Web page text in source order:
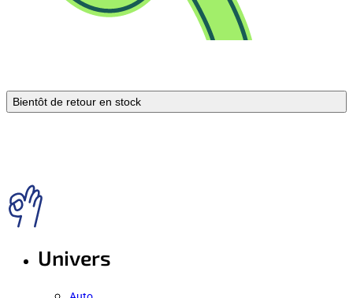
Bientôt de retour en stock
Univers